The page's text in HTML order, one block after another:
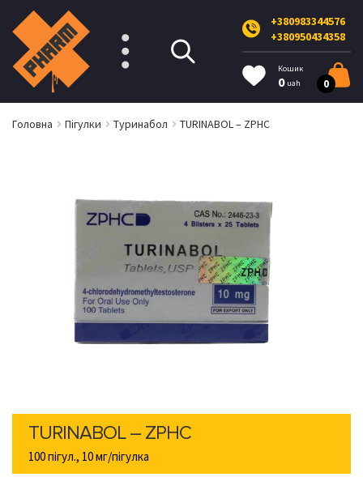
+380983344576
+380950434358
Кошик
0 uah 0
Головна Пігулки Туринабол TURINABOL – ZPHC
TURINABOL – ZPHC
100 пігул., 10 мг/пігулка